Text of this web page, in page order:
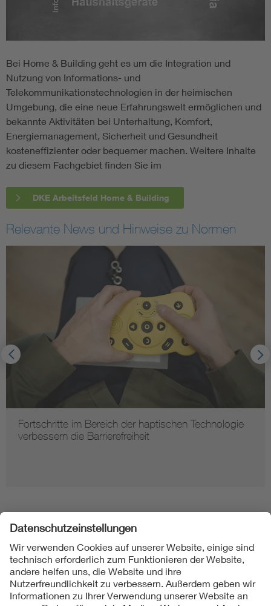
Bei Home & Building geht es um die Integration und
Nutzung von Informations- und
Telekommunikationstechnologien in der heimischen
Umgebung, die eine neue Erfahrungswelt ermöglichen und
bekannte Aktivitäten bei Unterhaltung, Komfort,
Energiemanagement, Sicherheit und Gesundheit
kosteneffizienter oder bequemer machen. Weitere Inhalte
zu diesem Fachgebiet finden Sie im
DKE Arbeitsfeld Home & Building
Relevante News und Hinweise zu Normen
Fortschritte im Bereich der haptischen Technologie
verbessern die Barrierefreiheit
Folgen Sie uns